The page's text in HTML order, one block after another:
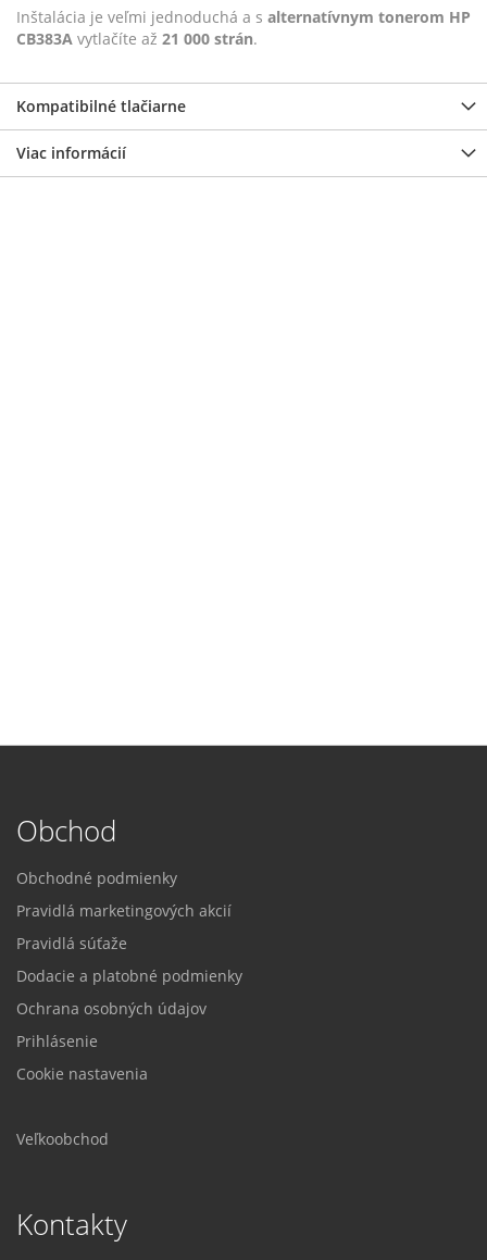
Inštalácia je veľmi jednoduchá a s alternatívnym tonerom HP
CB383A vytlačíte až 21 000 strán.
Kompatibilné tlačiarne
Viac informácií
Obchod
Obchodné podmienky
Pravidlá marketingových akcií
Pravidlá súťaže
Dodacie a platobné podmienky
Ochrana osobných údajov
Prihlásenie
Cookie nastavenia
Veľkoobchod
Kontakty